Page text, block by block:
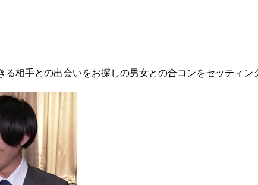
相手との出会いをお探しの男女との合コンをセッティ